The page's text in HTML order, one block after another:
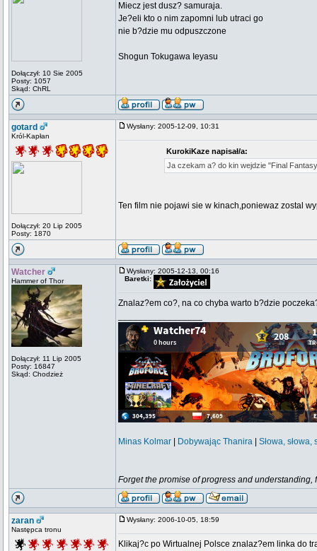
Dołączył: 10 Sie 2005
Posty: 1057
Skąd: ChRL
Miecz jest dusz? samuraja.
Je?eli kto o nim zapomni lub utraci go
nie b?dzie mu odpuszczone
Shogun Tokugawa Ieyasu
gotard
Król-Kapłan
Dołączył: 20 Lip 2005
Posty: 1870
Wysłany: 2005-12-09, 10:31
KurokiKaze napisał/a:
Ja czekam a? do kin wejdzie "Final
Ten film nie pojawi sie w kinach,poniewaz zostal
Watcher
Hammer of Thor
Dołączył: 11 Lip 2005
Posty: 16847
Skąd: Chodzież
Wysłany: 2005-12-13, 00:16
Baretki:
Znalaz?em co?, na co chyba warto b?dzie
Minas Kolmar Dobywając Thanira Słowa, słowa,
Forget the promise of progress and
zaran
Następca tronu
Wysłany: 2006-10-05, 18:59
Klikaj?c po Wirtualnej Polsce znalaz?em linka do